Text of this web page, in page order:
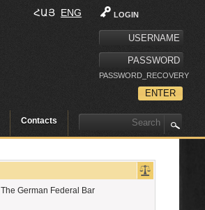
LOGIN
PASSWORD_RECOVERY
ՀԱՅ ENG
Contacts
The German Federal Bar